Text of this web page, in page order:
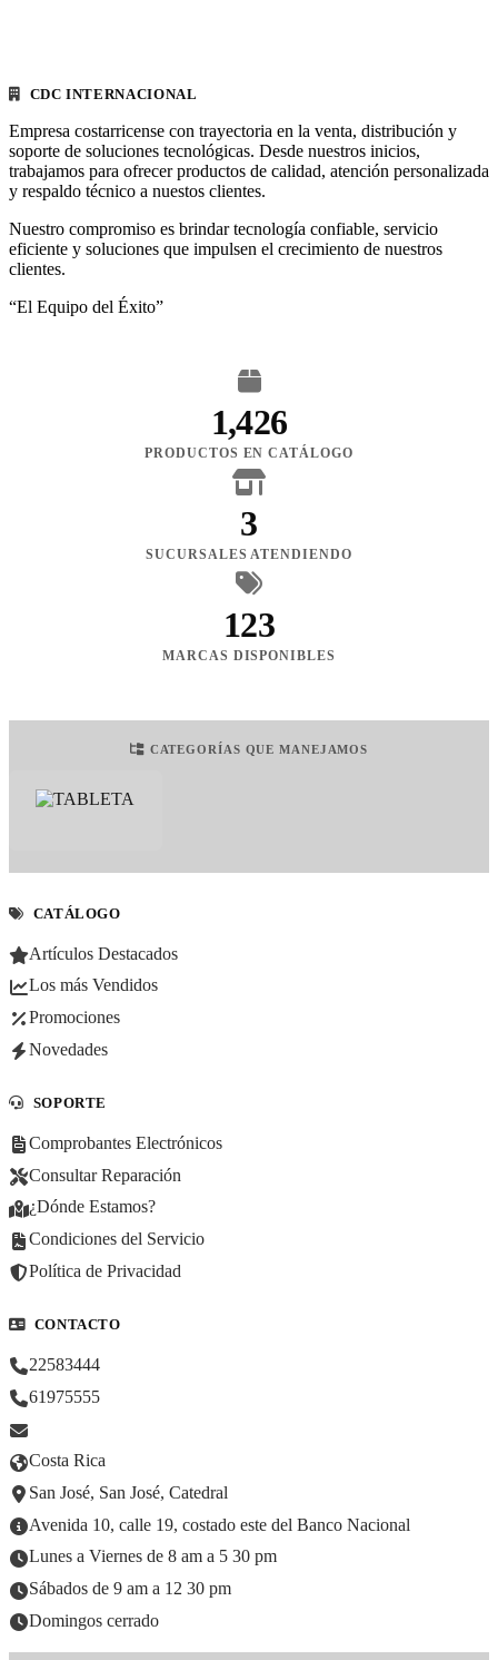
CDC INTERNACIONAL
Empresa costarricense con trayectoria en la venta, distribución y
soporte de soluciones tecnológicas. Desde nuestros inicios,
trabajamos para ofrecer productos de calidad, atención personalizada
y respaldo técnico a nuestos clientes.
Nuestro compromiso es brindar tecnología confiable, servicio
eficiente y soluciones que impulsen el crecimiento de nuestros
clientes.
“El Equipo del Éxito”
1,426
PRODUCTOS EN CATÁLOGO
3
SUCURSALES ATENDIENDO
123
MARCAS DISPONIBLES
CATEGORÍAS QUE MANEJAMOS
CATÁLOGO
Artículos Destacados
Los más Vendidos
Promociones
Novedades
SOPORTE
Comprobantes Electrónicos
Consultar Reparación
¿Dónde Estamos?
Condiciones del Servicio
Política de Privacidad
CONTACTO
22583444
61975555
Costa Rica
San José, San José, Catedral
Avenida 10, calle 19, costado este del Banco Nacional
Lunes a Viernes de 8 am a 5 30 pm
Sábados de 9 am a 12 30 pm
Domingos cerrado